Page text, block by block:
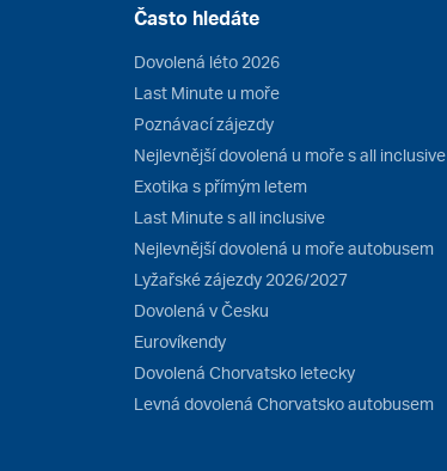
Často hledáte
Dovolená léto 2026
Last Minute u moře
Poznávací zájezdy
Nejlevnější dovolená u moře s all inclusive
Exotika s přímým letem
Last Minute s all inclusive
Nejlevnější dovolená u moře autobusem
Lyžařské zájezdy 2026/2027
Dovolená v Česku
Eurovíkendy
Dovolená Chorvatsko letecky
Levná dovolená Chorvatsko autobusem